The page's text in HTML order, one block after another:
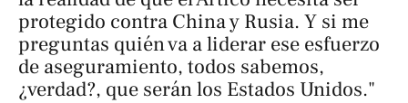
protegido contra China y Rusia. Y si me
preguntas quién va a liderar ese esfuerzo
de aseguramiento, todos sabemos,
¿verdad?, que serán los Estados Unidos."